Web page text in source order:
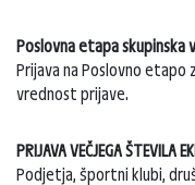
Poslovna etapa skupinska
Prijava na Poslovno etapo
vrednost prijave.
PRIJAVA VEČJEGA ŠTEVILA
Podjetja, športni klubi,